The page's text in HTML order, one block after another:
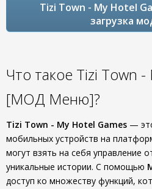
Tizi Town - My Hotel
загрузка
Что такое Tizi Town
[МОД Меню]?
Tizi Town - My Hotel Games —
мобильных устройств на
могут взять на себя управление
уникальные истории. С помощью
доступ ко множеству функций,